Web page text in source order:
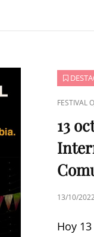
ENLACES
FESTIVAL
13
PUBLICADO
13/10/
Hoy